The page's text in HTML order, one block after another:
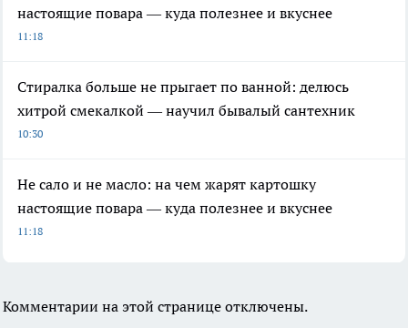
настоящие повара — куда полезнее и вкуснее
11:18
Стиралка больше не прыгает по ванной: делюсь
хитрой смекалкой — научил бывалый сантехник
10:30
Не сало и не масло: на чем жарят картошку
настоящие повара — куда полезнее и вкуснее
11:18
Комментарии на этой странице отключены.